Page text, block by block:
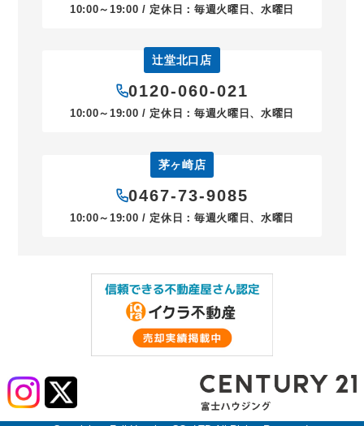
10:00～19:00 / 定休日：毎週火曜日、水曜日
辻堂北口店
0120-060-021
10:00～19:00 / 定休日：毎週火曜日、水曜日
茅ヶ崎店
0467-73-9085
10:00～19:00 / 定休日：毎週火曜日、水曜日